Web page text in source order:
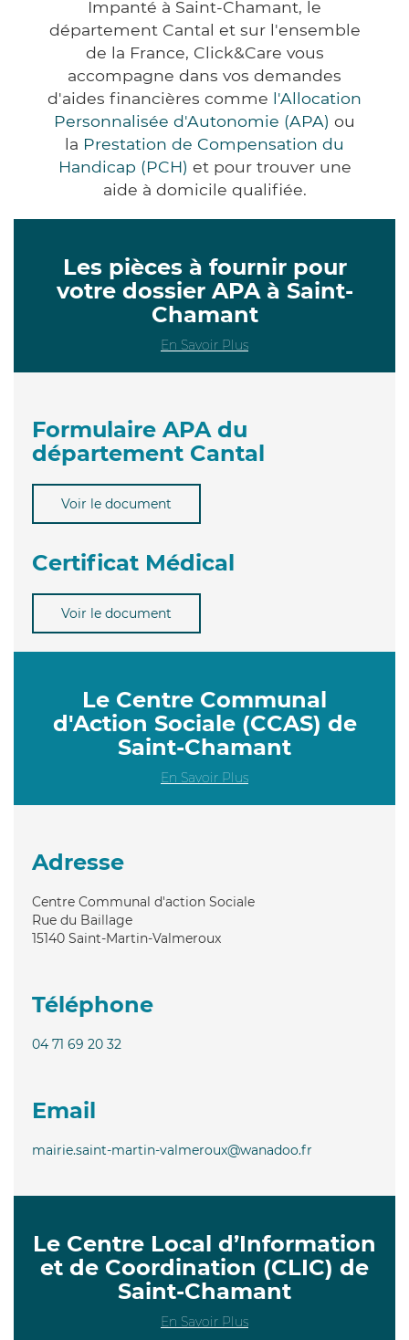
Impanté à Saint-Chamant, le
département Cantal et sur l'ensemble
de la France, Click&Care vous
accompagne dans vos demandes
d'aides financières comme l'Allocation
Personnalisée d'Autonomie (APA) ou
la Prestation de Compensation du
Handicap (PCH) et pour trouver une
aide à domicile qualifiée.
Les pièces à fournir pour
votre dossier APA à Saint-
Chamant
En Savoir Plus
Formulaire APA du
département Cantal
Voir le document
Certificat Médical
Voir le document
Le Centre Communal
d'Action Sociale (CCAS) de
Saint-Chamant
En Savoir Plus
Adresse
Centre Communal d'action Sociale
Rue du Baillage
15140 Saint-Martin-Valmeroux
Téléphone
04 71 69 20 32
Email
mairie.saint-martin-valmeroux@wanadoo.fr
Le Centre Local d’Information
et de Coordination (CLIC) de
Saint-Chamant
En Savoir Plus